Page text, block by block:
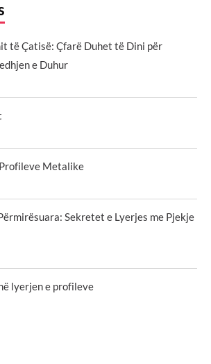
të Çatisë: Çfarë Duhet të Dini për
e Duhur
Metalike
Sekretet e Lyerjes me Pjekje
lyerjen e profileve